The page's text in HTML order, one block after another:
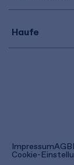
Haufe
ImpressumAGB
Cookie-